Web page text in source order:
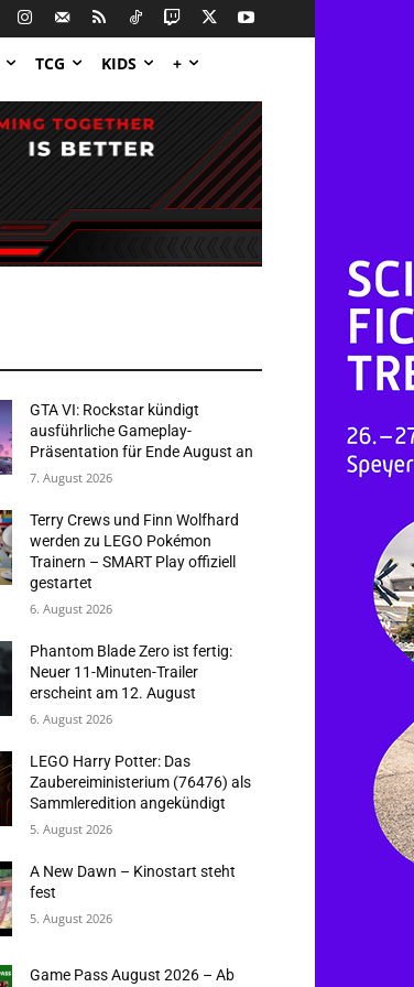
TCG KIDS +
GTA VI: Rockstar kündigt
ausführliche Gameplay-
Präsentation für Ende August an
7. August 2026
Terry Crews und Finn Wolfhard
werden zu LEGO Pokémon
Trainern – SMART Play offiziell
gestartet
6. August 2026
Phantom Blade Zero ist fertig:
Neuer 11-Minuten-Trailer
erscheint am 12. August
6. August 2026
LEGO Harry Potter: Das
Zaubereiministerium (76476) als
Sammleredition angekündigt
5. August 2026
A New Dawn – Kinostart steht
fest
5. August 2026
Game Pass August 2026 – Ab